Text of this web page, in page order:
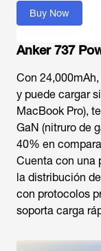
Buy Now
Anker 737
Con
y puede cargar
MacBook Pro),
GaN (nitruro de
40% en
Cuenta con una
la distribución
con protocolos
soporta carga